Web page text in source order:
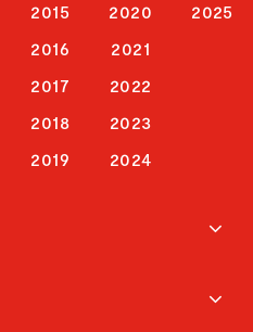
2015
2016
2017
2018
2019
2020
2021
2022
2023
2024
2025